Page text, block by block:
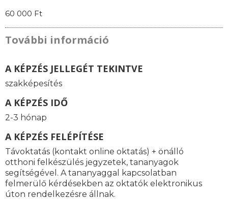
60 000 Ft
További információ
A KÉPZÉS JELLEGÉT TEKINTVE
szakképesítés
A KÉPZÉS IDŐ
2-3 hónap
A KÉPZÉS FELÉPÍTÉSE
Távoktatás (kontakt online oktatás) + önálló
otthoni felkészülés jegyzetek, tananyagok
segítségével. A tananyaggal kapcsolatban
felmerülő kérdésekben az oktatók elektronikus
úton rendelkezésre állnak.